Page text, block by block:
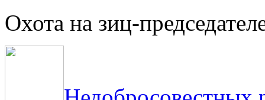
Охота на зиц-